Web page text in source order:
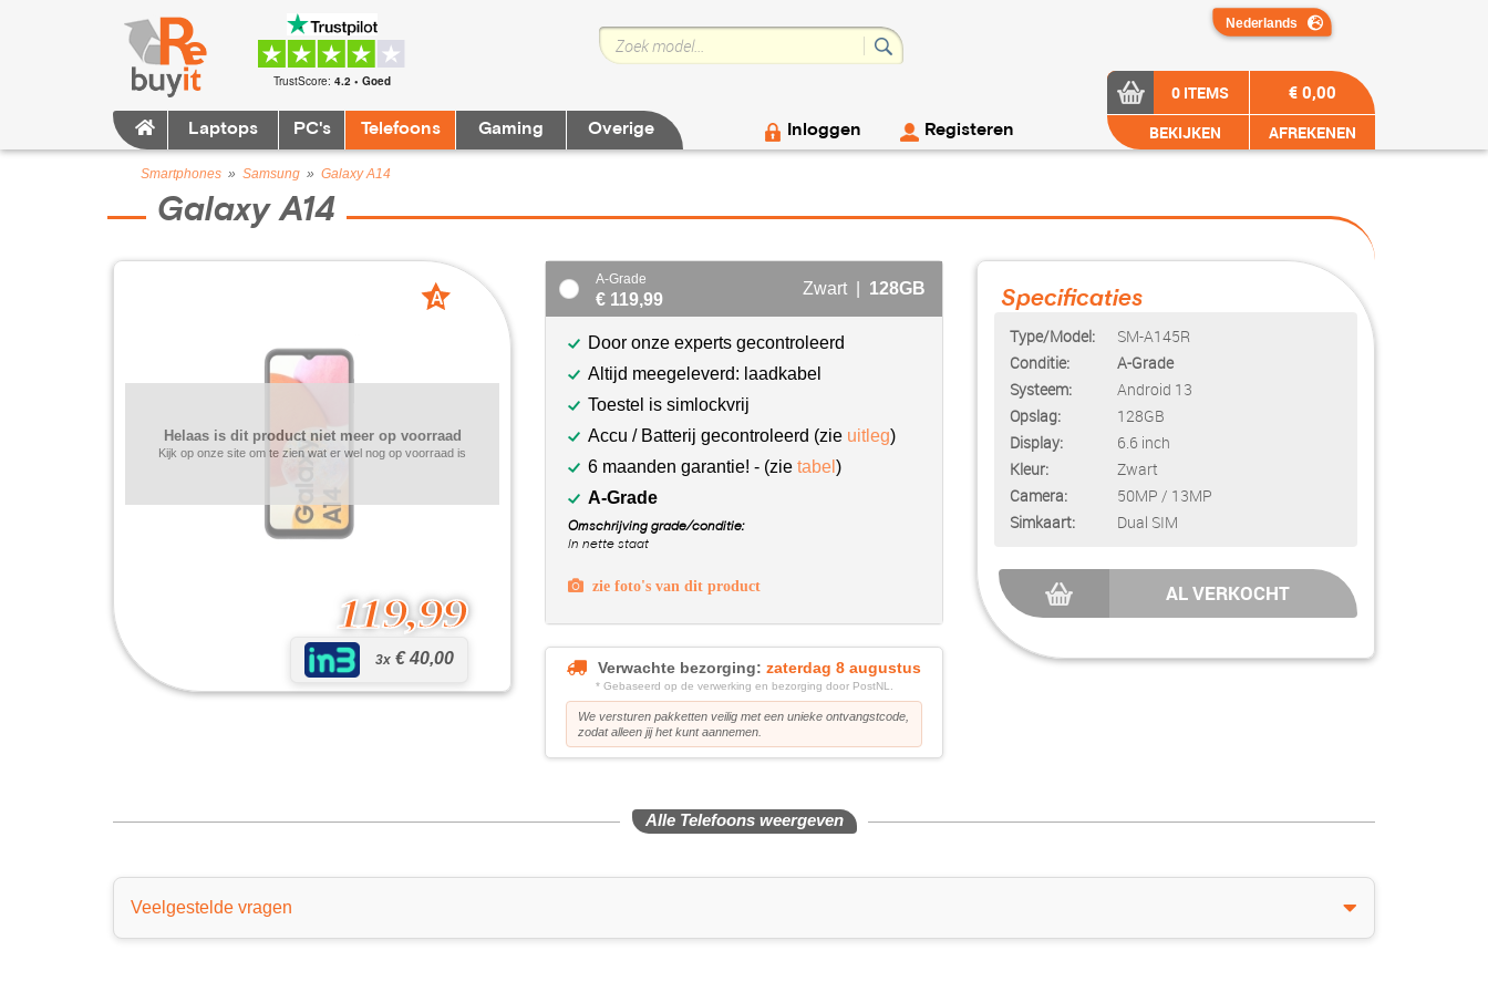
TrustScore: 4.2 • Goed
Laptops PC's Telefoons Gaming Overige Inloggen Registeren
0 ITEMS
BEKIJKEN
€ 0,00
AFREKENEN
Smartphones » Samsung » Galaxy A14
Galaxy A14
119,99
3x € 40,00
Helaas is dit product niet meer op voorraad
Kijk op onze site om te zien wat er wel nog op voorraad is
A
A-Grade
€ 119,99
Zwart | 128GB
Door onze experts gecontroleerd
Altijd meegeleverd: laadkabel
Toestel is simlockvrij
Accu / Batterij gecontroleerd (zie uitleg)
6 maanden garantie! - (zie tabel )
A-Grade
Omschrijving grade/conditie:
In nette staat
zie foto's van dit product
Verwachte bezorging: zaterdag 8 augustus
* Gebaseerd op de verwerking en bezorging door PostNL.
We versturen pakketten veilig met een unieke ontvangstcode,
zodat alleen jij het kunt aannemen.
Specificaties
Type/Model:
Conditie:
Systeem:
Opslag:
Display:
Kleur:
Camera:
Simkaart:
SM-A145R
A-Grade
Android 13
128GB
6.6 inch
Zwart
50MP / 13MP
Dual SIM
AL VERKOCHT
Alle Telefoons weergeven
Veelgestelde vragen